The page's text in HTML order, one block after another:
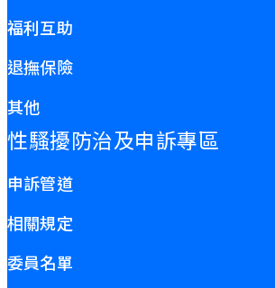
福利互助
退撫保險
其他
性騷擾防治及申訴專區
申訴管道
相關規定
委員名單